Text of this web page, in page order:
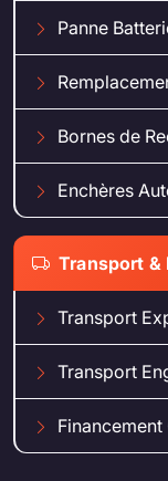
Panne
Bornes de
Enchères
Transport &
Transport
Transport
Financement